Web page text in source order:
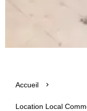
Accueil
Location Local